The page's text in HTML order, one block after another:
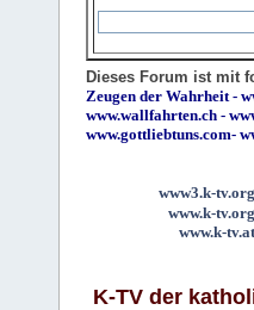
Dieses Forum ist mit
Zeugen der Wahrheit -
www.wallfahrten.ch -
www.gottliebtuns.com-
www3.k-tv.org
www.k-tv.org
www.k-tv.at
K-TV der